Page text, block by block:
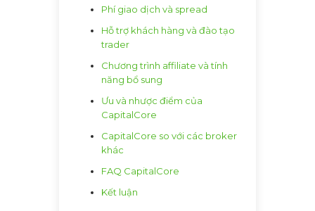
Phí giao dịch và spread
Hỗ trợ khách hàng và đào tạo
trader
Chương trình affiliate và tính
năng bổ sung
Ưu và nhược điểm của
CapitalCore
CapitalCore so với các broker
khác
FAQ CapitalCore
Kết luận